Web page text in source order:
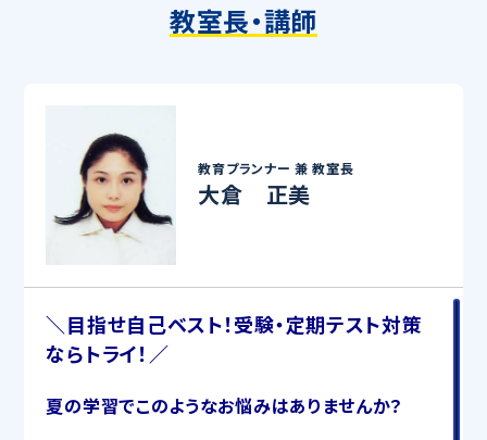
教室長・講師
教育プランナー 兼教室長
大倉 正美
＼目指せ自己ベスト！受験・定期テスト対策
ならトライ！／
夏の学習でこのようなお悩みはありませんか？